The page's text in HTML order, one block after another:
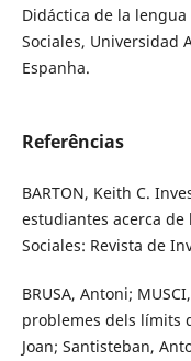
Didáctica de la
Sociales, Universidad
Espanha.
Referências
BARTON, Keith C.
estudiantes acerca de
Sociales: Revista de
BRUSA, Antoni;
problemes dels límits
Joan; Santisteban,